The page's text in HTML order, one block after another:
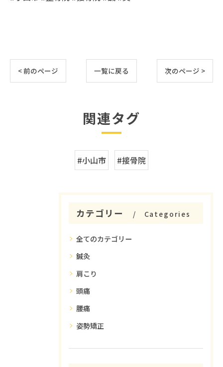
< 前のページ 一覧に戻る 次のページ >
関連タグ
#小山市 #接骨院
カテゴリー Categories
全てのカテゴリー
鍼灸
肩こり
頭痛
腰痛
姿勢矯正